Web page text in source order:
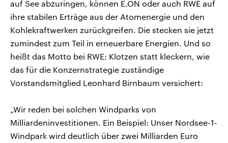
auf See abzuringen, können E.ON oder auch RWE auf
ihre stabilen Erträge aus der Atomenergie und den
Kohlekraftwerken zurückgreifen. Die stecken sie jetzt
zumindest zum Teil in erneuerbare Energien. Und so
heißt das Motto bei RWE: Klotzen statt kleckern, wie
das für die Konzernstrategie zuständige
Vorstandsmitglied Leonhard Birnbaum versichert:
„Wir reden bei solchen Windparks von
Milliardeninvestitionen. Ein Beispiel: Unser Nordsee-1-
Windpark wird deutlich über zwei Milliarden Euro